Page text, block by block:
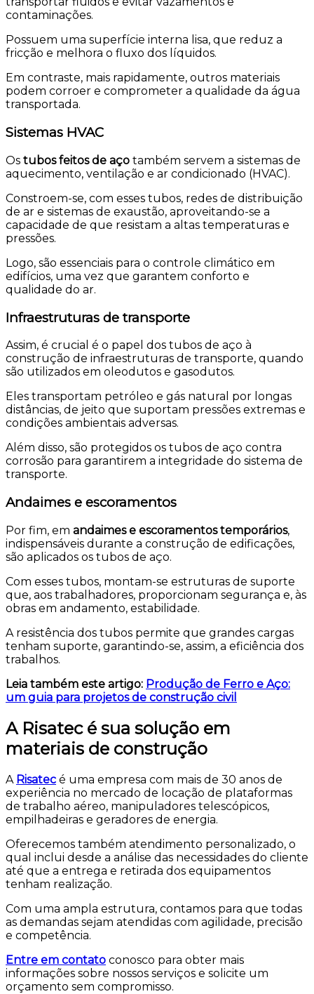
contaminações.
Possuem uma superfície interna lisa, que reduz a
fricção e melhora o fluxo dos líquidos.
Em contraste, mais rapidamente, outros materiais
podem corroer e comprometer a qualidade da água
transportada.
Sistemas HVAC
Os tubos feitos de aço também servem a sistemas de
aquecimento, ventilação e ar condicionado (HVAC).
Constroem-se, com esses tubos, redes de distribuição
de ar e sistemas de exaustão, aproveitando-se a
capacidade de que resistam a altas temperaturas e
pressões.
Logo, são essenciais para o controle climático em
edifícios, uma vez que garantem conforto e
qualidade do ar.
Infraestruturas de transporte
Assim, é crucial é o papel dos tubos de aço à
construção de infraestruturas de transporte, quando
são utilizados em oleodutos e gasodutos.
Eles transportam petróleo e gás natural por longas
distâncias, de jeito que suportam pressões extremas e
condições ambientais adversas.
Além disso, são protegidos os tubos de aço contra
corrosão para garantirem a integridade do sistema de
transporte.
Andaimes e escoramentos
Por fim, em andaimes e escoramentos temporários,
indispensáveis durante a construção de edificações,
são aplicados os tubos de aço.
Com esses tubos, montam-se estruturas de suporte
que, aos trabalhadores, proporcionam segurança e, às
obras em andamento, estabilidade.
A resistência dos tubos permite que grandes cargas
tenham suporte, garantindo-se, assim, a eficiência dos
trabalhos.
Leia também este artigo: Produção de Ferro e Aço:
um guia para projetos de construção civil
A Risatec é sua solução em
materiais de construção
A Risatec é uma empresa com mais de 30 anos de
experiência no mercado de locação de plataformas
de trabalho aéreo, manipuladores telescópicos,
empilhadeiras e geradores de energia.
Oferecemos também atendimento personalizado, o
qual inclui desde a análise das necessidades do cliente
até que a entrega e retirada dos equipamentos
tenham realização.
Com uma ampla estrutura, contamos para que todas
as demandas sejam atendidas com agilidade, precisão
e competência.
Entre em contato conosco para obter mais
informações sobre nossos serviços e solicite um
orçamento sem compromisso.